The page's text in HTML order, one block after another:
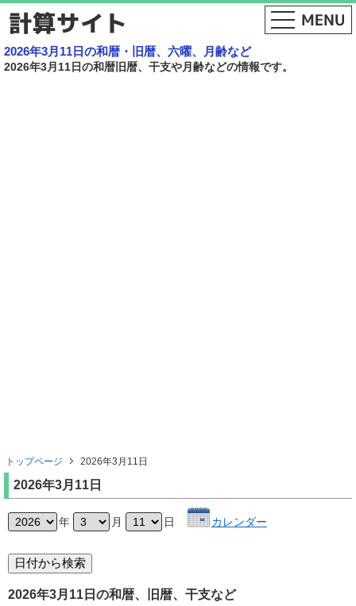
2026年3月11日の和暦・旧暦、六曜、月齢など
2026年3月11日の和暦旧暦、干支や月齢などの情報です。
トップページ 2026年3月11日
2026年3月11日
年 月 日 カレンダー
2026年3月11日の和暦、旧暦、干支など